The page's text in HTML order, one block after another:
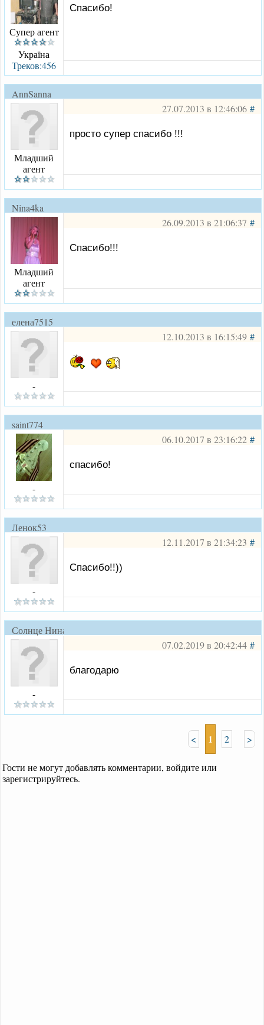
Супер агент
Україна
Треков:456
Спасибо!
AnnSanna
27.07.2013 в 12:46:06#
Младший
агент
просто супер спасибо !!!
Nina4ka
26.09.2013 в 21:06:37#
Младший
агент
Спасибо!!!
елена7515
12.10.2013 в 16:15:49#
-
saint774
06.10.2017 в 23:16:22#
-
спасибо!
Ленок53
12.11.2017 в 21:34:23#
-
Спасибо!!))
Солнце Нина
07.02.2019 в 20:42:44#
-
благодарю
< 1 2 >
Гости не могут добавлять комментарии, войдите или
зарегистрируйтесь.